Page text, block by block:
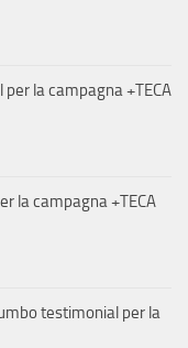
la campagna +TECA
la campagna +TECA
testimonial per la